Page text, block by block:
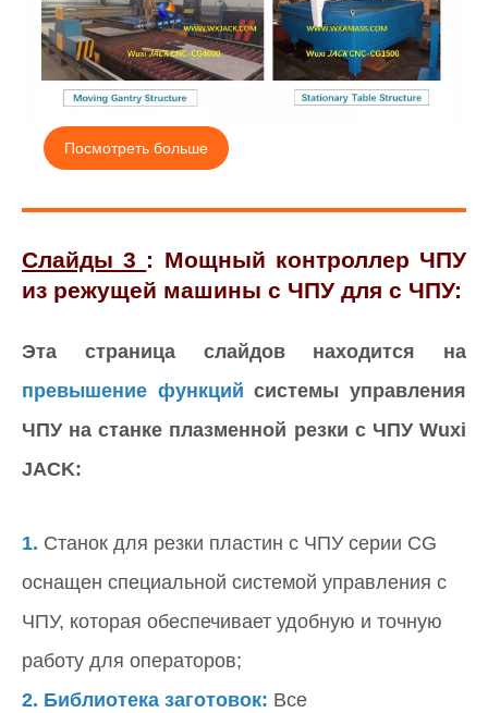
Посмотреть больше
Слайды 3 : Мощный контроллер ЧПУ
из режущей машины с ЧПУ для с ЧПУ:
Эта страница слайдов находится на
превышение функций системы управления
ЧПУ на станке плазменной резки с ЧПУ Wuxi
JACK:
1. Станок для резки пластин с ЧПУ серии CG
оснащен специальной системой управления с
ЧПУ, которая обеспечивает удобную и точную
работу для операторов;
2. Библиотека заготовок: Все